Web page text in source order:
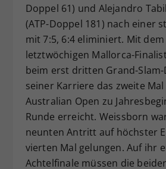
Doppel 61) und Alejandro
(ATP-Doppel 181) nach einer
mit 7:5, 6:4 eliminiert. Mit
letztwöchigen Mallorca-
beim erst dritten Grand-
seiner Karriere das zweite
Australian Open zu
Runde erreicht. Weissborn
neunten Antritt auf höchster
vierten Mal gelungen. Auf ihr
Achtelfinale müssen die